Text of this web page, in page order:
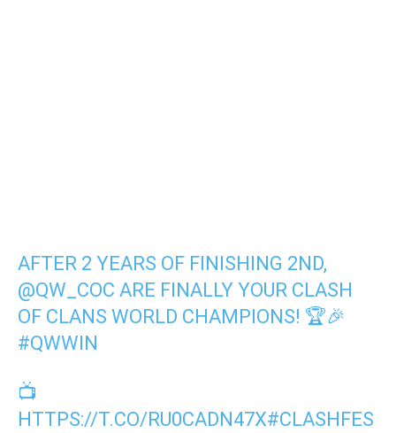
AFTER 2 YEARS OF FINISHING 2ND,
@QW_COC ARE FINALLY YOUR CLASH
OF CLANS WORLD CHAMPIONS! 🏆🎉
#QWWIN
📺
HTTPS://T.CO/RU0CADN47X#CLASHFES